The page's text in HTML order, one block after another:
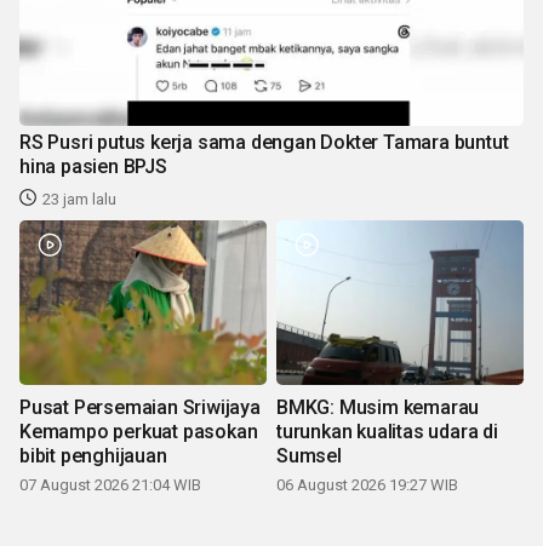
RS Pusri putus kerja sama dengan Dokter Tamara buntut
hina pasien BPJS
23 jam lalu
Pusat Persemaian Sriwijaya
Kemampo perkuat pasokan
bibit penghijauan
07 August 2026 21:04 WIB
BMKG: Musim kemarau
turunkan kualitas udara di
Sumsel
06 August 2026 19:27 WIB